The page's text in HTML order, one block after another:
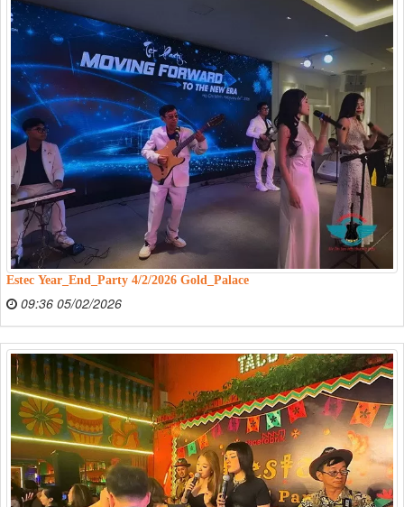
Estec Year_End_Party 4/2/2026 Gold_Palace
09:36 05/02/2026